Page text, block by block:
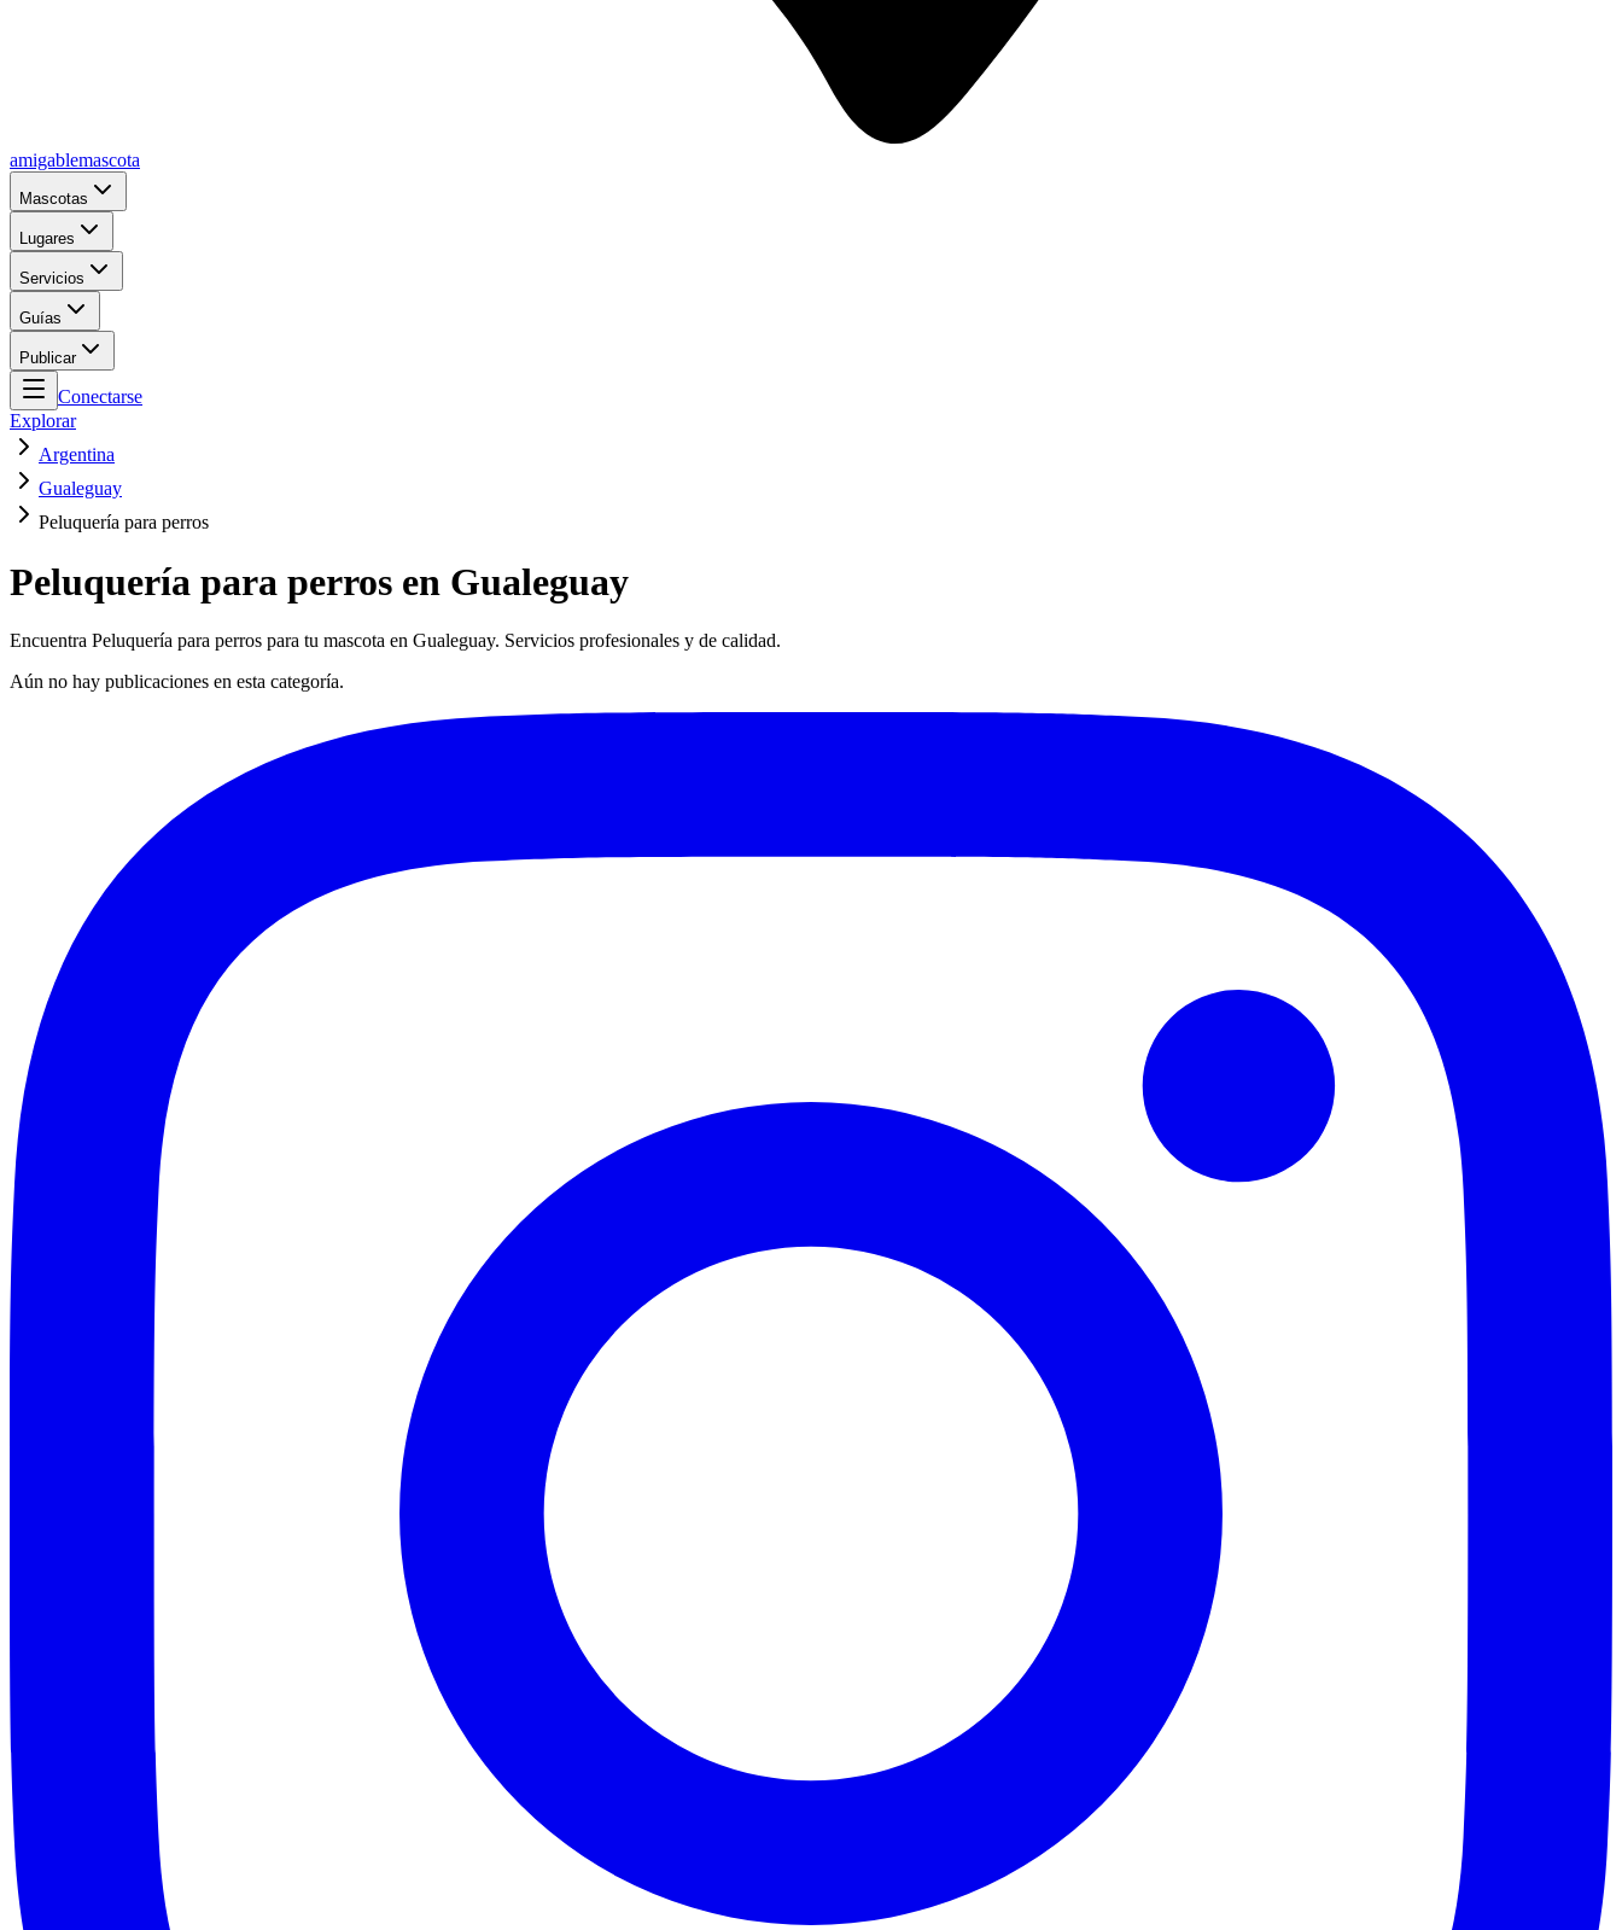
amigablemascota
Mascotas
Lugares
Servicios
Guías
Publicar
Conectarse
Explorar
Argentina
Gualeguay
Peluquería para perros
Peluquería para perros en Gualeguay
Encuentra Peluquería para perros para tu mascota en Gualeguay. Servicios profesionales y de calidad.
Aún no hay publicaciones en esta categoría.